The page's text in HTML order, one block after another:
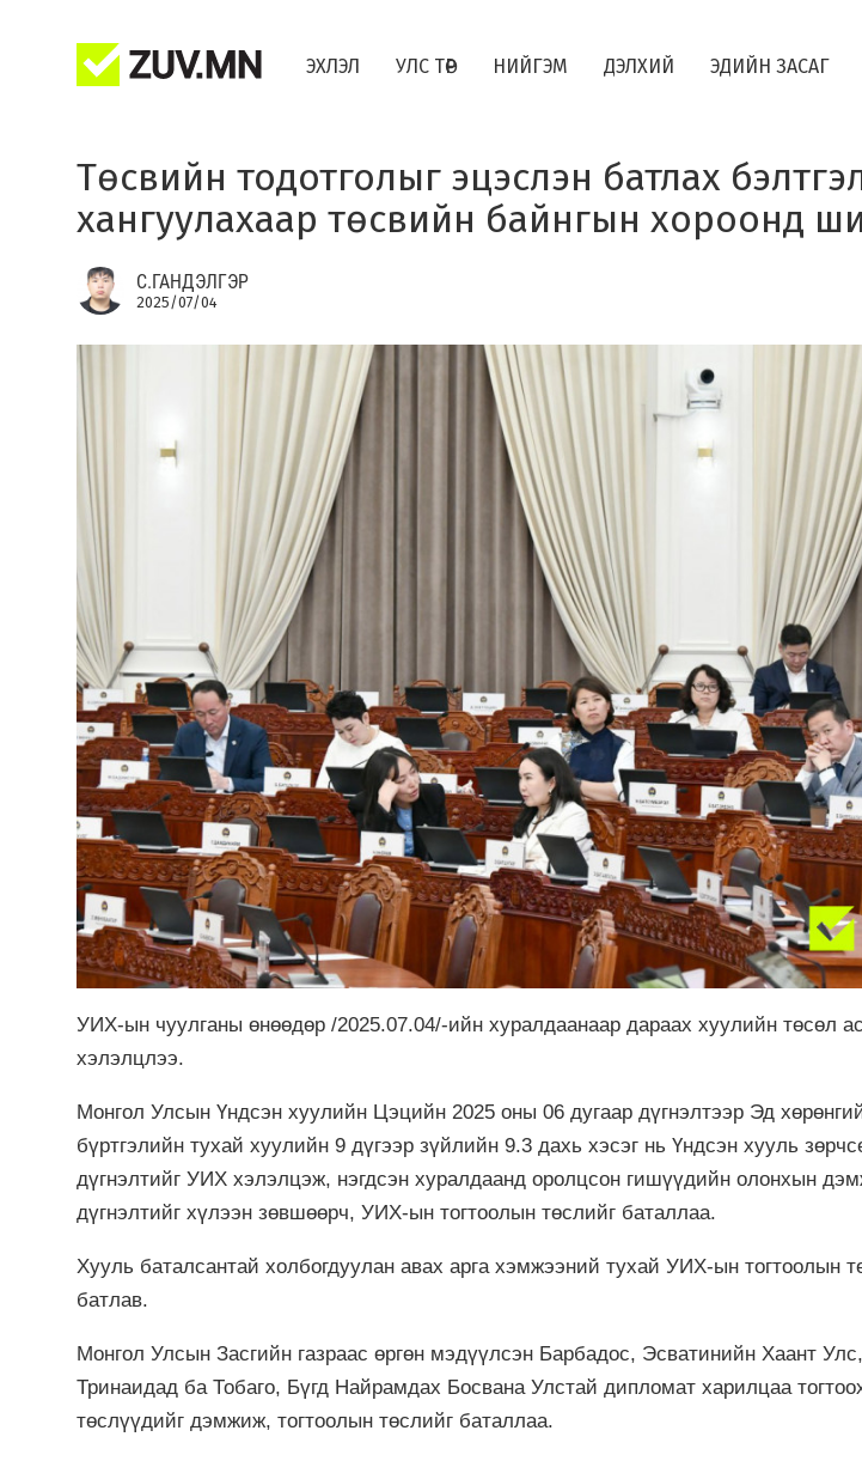
ЭХЛЭЛ УЛС ТӨР НИЙГЭМ ДЭЛХИЙ ЭДИЙН ЗАСАГ
Төсвийн тодотголыг эцэслэн батлах
хангуулахаар төсвийн байнгын хороонд
С.ГАНДЭЛГЭР
2025/07/04
УИХ-ын чуулганы өнөөдөр /2025.07.04/-ийн хуралдаанаар дараах хуулийн төсөл
хэлэлцлээ.
Монгол Улсын Үндсэн хуулийн Цэцийн 2025 оны 06 дугаар дүгнэлтээр Эд
бүртгэлийн тухай хуулийн 9 дүгээр зүйлийн 9.3 дахь хэсэг нь Үндсэн хууль
дүгнэлтийг УИХ хэлэлцэж, нэгдсэн хуралдаанд оролцсон гишүүдийн олонхын
дүгнэлтийг хүлээн зөвшөөрч, УИХ-ын тогтоолын төслийг баталлаа.
Хууль баталсантай холбогдуулан авах арга хэмжээний тухай УИХ-ын тогтоолын
батлав.
Монгол Улсын Засгийн газраас өргөн мэдүүлсэн Барбадос, Эсватинийн Хаант
Тринаидад ба Тобаго, Бүгд Найрамдах Босвана Улстай дипломат харилцаа
төслүүдийг дэмжиж, тогтоолын төслийг баталлаа.